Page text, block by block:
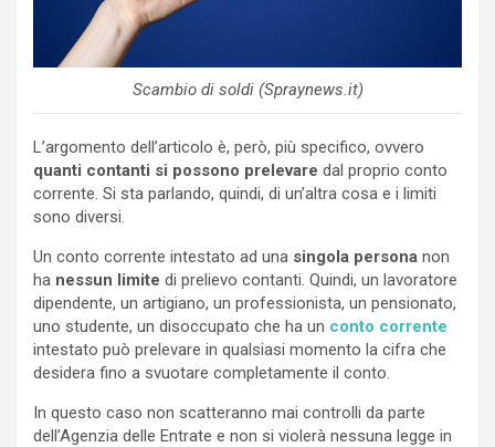
Scambio di soldi (Spraynews.it)
L’argomento dell’articolo è, però, più specifico, ovvero
quanti contanti si possono prelevare dal proprio conto
corrente. Si sta parlando, quindi, di un’altra cosa e i limiti
sono diversi.
Un conto corrente intestato ad una singola persona non
ha nessun limite di prelievo contanti. Quindi, un lavoratore
dipendente, un artigiano, un professionista, un pensionato,
uno studente, un disoccupato che ha un conto corrente
intestato può prelevare in qualsiasi momento la cifra che
desidera fino a svuotare completamente il conto.
In questo caso non scatteranno mai controlli da parte
dell’Agenzia delle Entrate e non si violerà nessuna legge in